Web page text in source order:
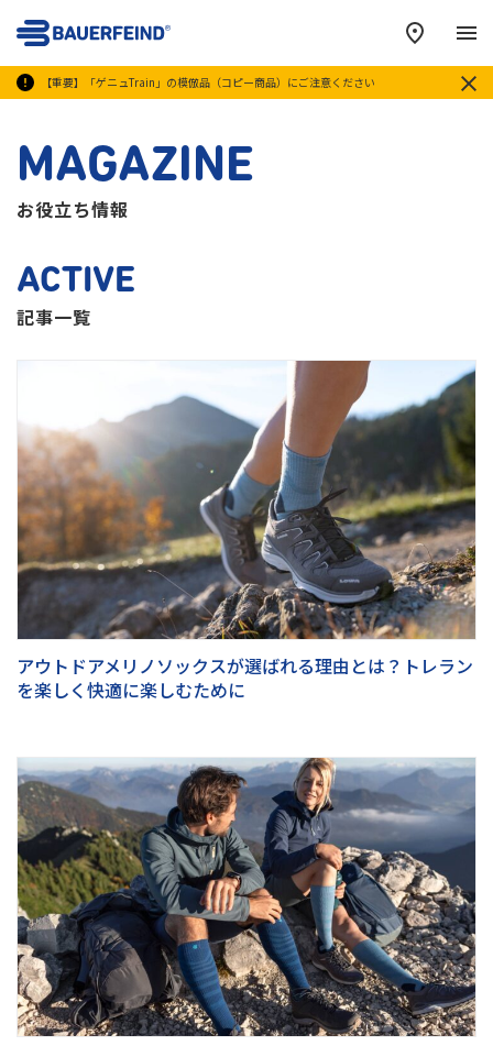
【重要】「ゲニュTrain」の模倣品（コピー商品）にご注意ください
メ
MAGAZINE
お役立ち情報
ACTIVE
記事一覧
アウトドアメリノソックスが選ばれる理由とは？トレラン
を楽しく快適に楽しむために